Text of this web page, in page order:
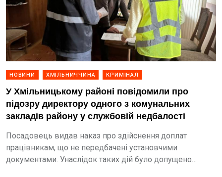
НОВИНИ ХМІЛЬНИЧЧИНА КРИМІНАЛ
У Хмільницькому районі повідомили про
підозру директору одного з комунальних
закладів району у службовій недбалості
Посадовець видав наказ про здійснення доплат
працівникам, що не передбачені установчими
документами. Унаслідок таких дій було допущено